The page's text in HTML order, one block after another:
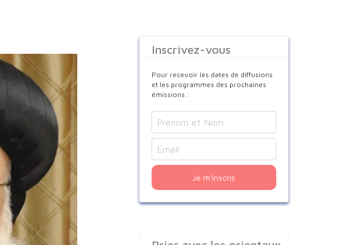
Inscrivez-vous
Pour recevoir les dates de diffusions
et les programmes des prochaines
émissions :
Je m'inscris